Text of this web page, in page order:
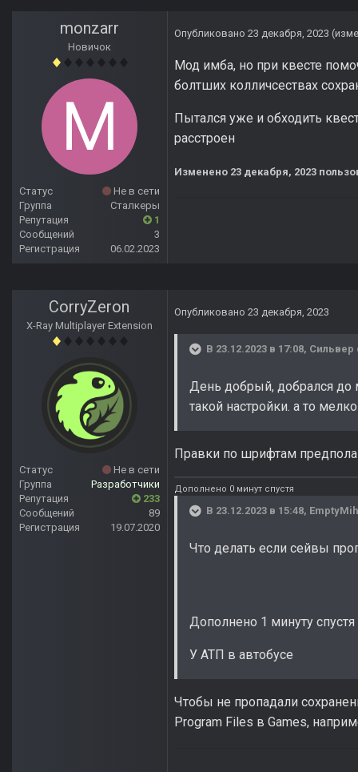
monzarr
Новичок
Статус
Не в сети
Группа
Сталкеры
Репутация
1
Сообщений
3
Регистрация
06.02.2023
Опубликовано 23 декабря, 2023
Мод имба, но при квесте
болтших колличсествах
Пытался уже и обходить
расстроен
Изменено 23 декабря, 2023
CorryZeron
X-Ray Multiplayer Extension
Статус
Не в сети
Группа
Разработчики
Репутация
233
Сообщений
89
Регистрация
19.07.2020
Опубликовано 23 декабря, 2023
В 23.12.2023 в 17:08, Сильвер
День добрый, добрался до
такой настройки. а то
Правки по шрифтам
Дополнено 0 минут спустя
В 23.12.2023 в 15:48, EmptyMih
Что делать если сейвы
Дополнено 1 минуту спустя
У АТП в автобусе
Чтобы не пропадали
Program Files в Games,